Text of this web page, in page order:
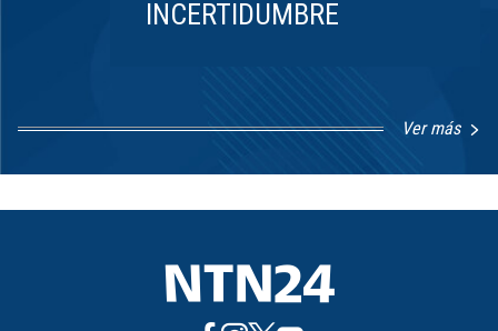
INCERTIDUMBRE
Ver más
1
8